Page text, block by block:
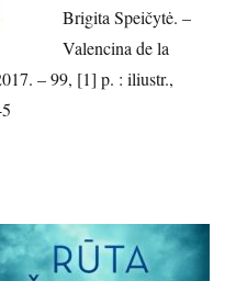
Brigita Speičytė. –
Valencina de la
– 99, [1] p. : iliustr.,